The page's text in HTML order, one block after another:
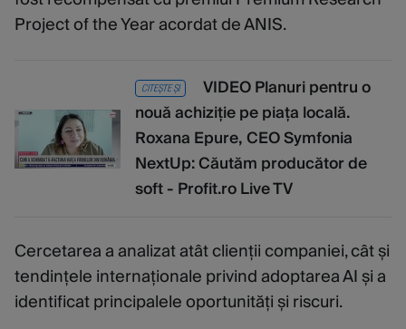
Project of the Year acordat de ANIS.
CITEȘTE ȘI
VIDEO Planuri pentru o
nouǎ achiziție pe piața localǎ.
Roxana Epure, CEO Symfonia
NextUp: Căutăm producător de
soft - Profit.ro Live TV
Cercetarea a analizat atât clienții companiei, cât și
tendințele internaționale privind adoptarea AI și a
identificat principalele oportunități și riscuri.